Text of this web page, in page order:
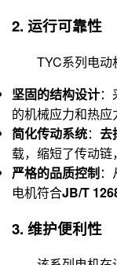
2. 运行可靠性
TYC系列电动
坚固的结构设计：
的机械应力和热应
简化传动系统： 去
载，缩短了传动
严格的品质控制
电机符合JB/T
3. 维护便利性